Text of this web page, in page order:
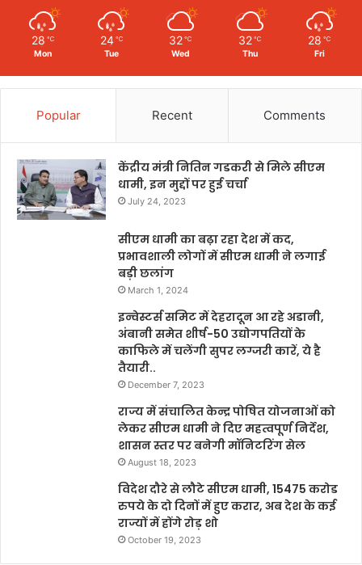
28 ℃
Mon
24 ℃
Tue
32 ℃
Wed
32 ℃
Thu
28 ℃
Fri
Popular Recent Comments
केंद्रीय मंत्री नितिन गडकरी से मिले सीएम
धामी, इन मुद्दों पर हुई चर्चा
July 24, 2023
सीएम धामी का बढ़ा रहा देश में कद,
प्रभावशाली लोगों में सीएम धामी ने लगाई
बड़ी छलांग
March 1, 2024
इन्वेस्टर्स समिट में देहरादून आ रहे अडानी,
अंबानी समेत शीर्ष-50 उद्योगपतियों के
काफिले में चलेंगी सुपर लग्जरी कारें, ये है
तैयारी..
December 7, 2023
राज्य में संचालित केन्द्र पोषित योजनाओं को
लेकर सीएम धामी ने दिए महत्वपूर्ण निर्देश,
शासन स्तर पर बनेगी मॉनिटरिंग सेल
August 18, 2023
विदेश दौरे से लौटे सीएम धामी, 15475 करोड
रुपये के दो दिनों में हुए करार, अब देश के कई
राज्यों में होंगे रोड़ शो
October 19, 2023